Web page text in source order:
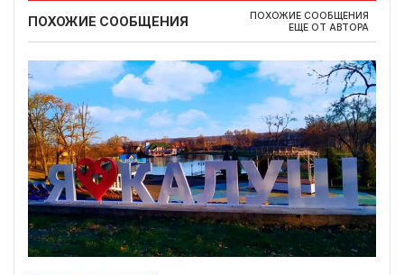
ПОХОЖИЕ СООБЩЕНИЯ
ПОХОЖИЕ СООБЩЕНИЯ
ЕЩЕ ОТ АВТОРА